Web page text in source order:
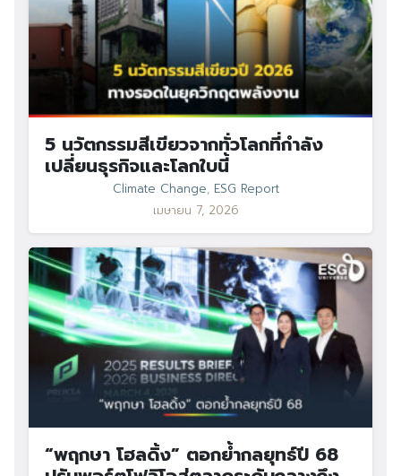
Search
Search
5 นวัตกรรมสีเขียวจากทั่วโลกที่กำลัง
เปลี่ยนธุรกิจและโลกใบนี้
Climate Change, ESG Report
เมษายน 7, 2026
“พฤกษา โฮลดิ้ง” ตอกย้ำกลยุทธ์ปี 68